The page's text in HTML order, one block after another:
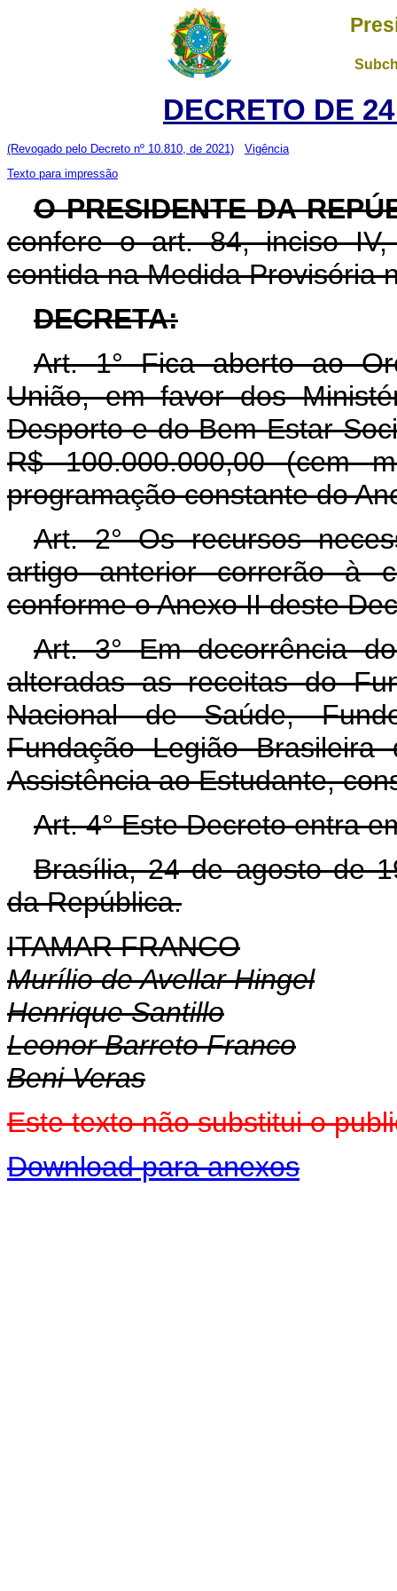
DECRETO DE
(Revogado pelo Decreto nº 10.810, de 2021)
Vigência
Texto para impressão
O PRESIDENTE DA
confere o art. 84, inciso
contida na Medida Provisória
DECRETA:
Art. 1° Fica aberto ao
União, em favor dos
Desporto e do Bem-Estar
R$ 100.000.000,00 (cem
programação constante do
Art. 2° Os recursos
artigo anterior correrão à
conforme o Anexo II deste
Art. 3° Em decorrência
alteradas as receitas do
Nacional de Saúde,
Fundação Legião
Assistência ao Estudante,
Art. 4° Este Decreto entra
Brasília, 24 de agosto de
da República.
ITAMAR FRANCO
Murílio de Avellar Hingel
Henrique Santillo
Leonor Barreto Franco
Beni Veras
Este texto não substitui o
Download para anexos